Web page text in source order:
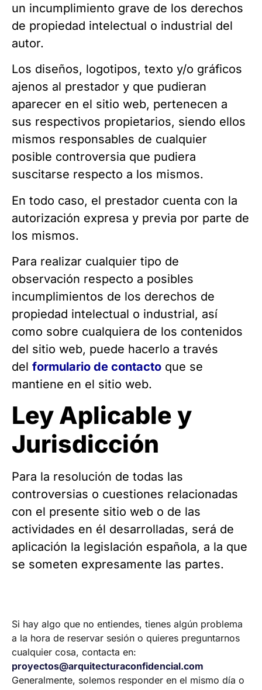
un incumplimiento grave de los derechos
de propiedad intelectual o industrial del
autor.
Los diseños, logotipos, texto y/o gráficos
ajenos al prestador y que pudieran
aparecer en el sitio web, pertenecen a
sus respectivos propietarios, siendo ellos
mismos responsables de cualquier
posible controversia que pudiera
suscitarse respecto a los mismos.
En todo caso, el prestador cuenta con la
autorización expresa y previa por parte de
los mismos.
Para realizar cualquier tipo de
observación respecto a posibles
incumplimientos de los derechos de
propiedad intelectual o industrial, así
como sobre cualquiera de los contenidos
del sitio web, puede hacerlo a través
del formulario de contacto que se
mantiene en el sitio web.
Ley Aplicable y
Jurisdicción
Para la resolución de todas las
controversias o cuestiones relacionadas
con el presente sitio web o de las
actividades en él desarrolladas, será de
aplicación la legislación española, a la que
se someten expresamente las partes.
Si hay algo que no entiendes, tienes algún problema
a la hora de reservar sesión o quieres preguntarnos
cualquier cosa, contacta en:
proyectos@arquitecturaconfidencial.com
Generalmente, solemos responder en el mismo día o